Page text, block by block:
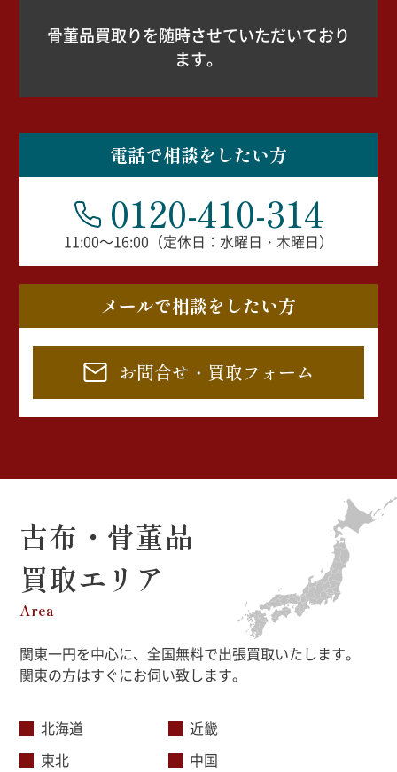
骨董品買取りを随時させていただいており
ます。
電話で相談をしたい方
0120-410-314
11:00～16:00（定休日：水曜日・木曜日）
メールで相談をしたい方
お問合せ・買取フォーム
古布・骨董品
買取エリア
Area
関東一円を中心に、全国無料で出張買取いたします。
関東の方はすぐにお伺い致します。
北海道
東北
近畿
中国